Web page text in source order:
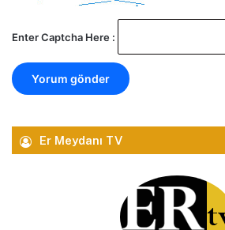
Enter Captcha Here :
Er Meydanı TV